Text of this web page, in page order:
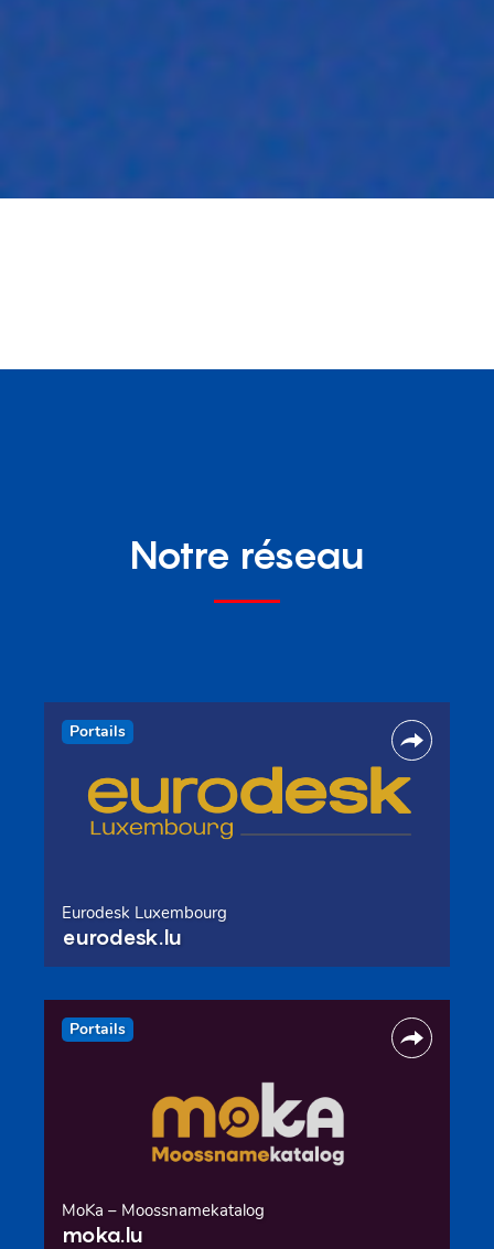
Notre réseau
Portails
Eurodesk Luxembourg
eurodesk.lu
Portails
MoKa – Moossnamekatalog
moka.lu